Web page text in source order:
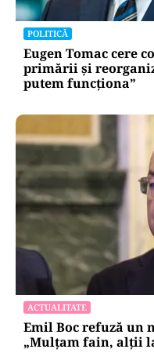
POLITICĂ
Eugen Tomac cere
primării și
putem funcționa”
ACTUALITATE
Emil Boc refuză un
„Mulțam fain, alții